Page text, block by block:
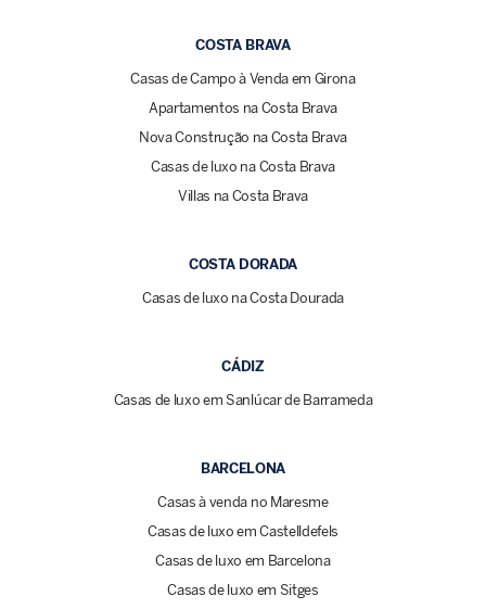
COSTA BRAVA
Casas de Campo à Venda em Girona
Apartamentos na Costa Brava
Nova Construção na Costa Brava
Casas de luxo na Costa Brava
Villas na Costa Brava
COSTA DORADA
Casas de luxo na Costa Dourada
CÁDIZ
Casas de luxo em Sanlúcar de Barrameda
BARCELONA
Casas à venda no Maresme
Casas de luxo em Castelldefels
Casas de luxo em Barcelona
Casas de luxo em Sitges